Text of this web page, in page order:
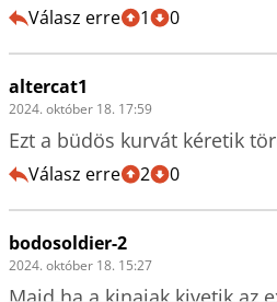
Válasz erre 1 0
altercat1
2024. október 18. 17:59
Ezt a büdös kurvát kéretik
Válasz erre 2 0
bodosoldier-2
2024. október 18. 15:27
Majd,ha a kinaiak kivetik az